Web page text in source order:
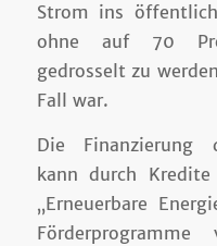
Strom ins
ohne auf 70
gedrosselt zu
Fall war.
Die Finanzierung
kann durch
„Erneuerbare